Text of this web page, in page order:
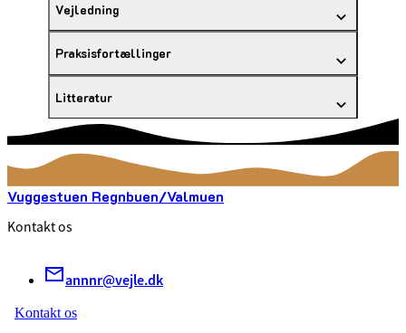
Vejledning
Praksisfortællinger
Litteratur
Vuggestuen Regnbuen/Valmuen
Kontakt os
annnr@vejle.dk
Kontakt os